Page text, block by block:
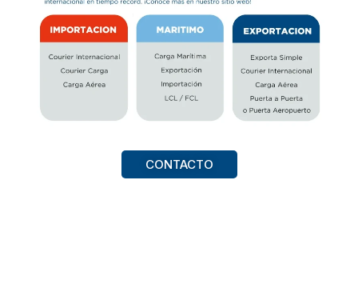
CONTACTO